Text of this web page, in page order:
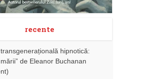
recente
hipnotică:
de Eleanor Buchanan